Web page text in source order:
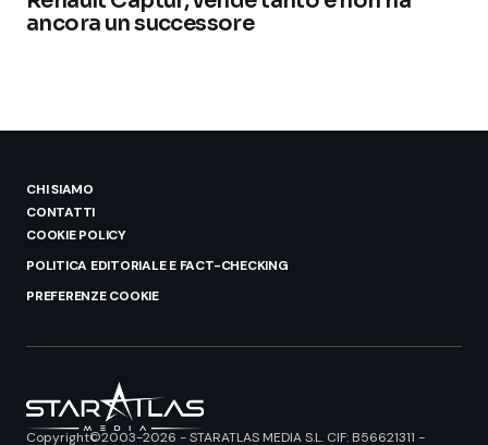
ancora un successore
CHI SIAMO
CONTATTI
COOKIE POLICY
POLITICA EDITORIALE E FACT-CHECKING
PREFERENZE COOKIE
Copyright©2003-2026 - STARATLAS MEDIA S.L. CIF: B56621311 -